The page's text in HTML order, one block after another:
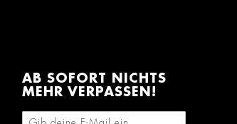
AB SOFORT NICHTS
MEHR VERPASSEN!
E-Mail-Adresse eingeben